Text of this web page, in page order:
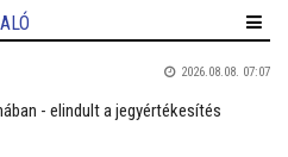
2026.08.08. 07:07
- elindult a jegyértékesítés